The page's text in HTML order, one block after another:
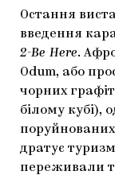
Остання
введення
2-Be Here.
Odum, або
чорних
білому кубі),
поруйнованих
дратує туризм
переживали